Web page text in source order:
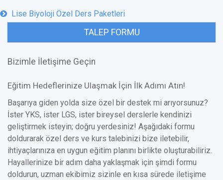
Lise Biyoloji Özel Ders Paketleri
TALEP FORMU
Bizimle İletişime Geçin
Eğitim Hedeflerinize Ulaşmak İçin İlk Adımı Atın!
Başarıya giden yolda size özel bir destek mi arıyorsunuz?
İster YKS, ister LGS, ister bireysel derslerle kendinizi
geliştirmek isteyin; doğru yerdesiniz! Aşağıdaki formu
doldurarak özel ders ve kurs talebinizi bize iletebilir,
ihtiyaçlarınıza en uygun eğitim planını birlikte oluşturabiliriz.
Hayallerinize bir adım daha yaklaşmak için şimdi formu
doldurun, uzman ekibimiz sizinle en kısa sürede iletişime